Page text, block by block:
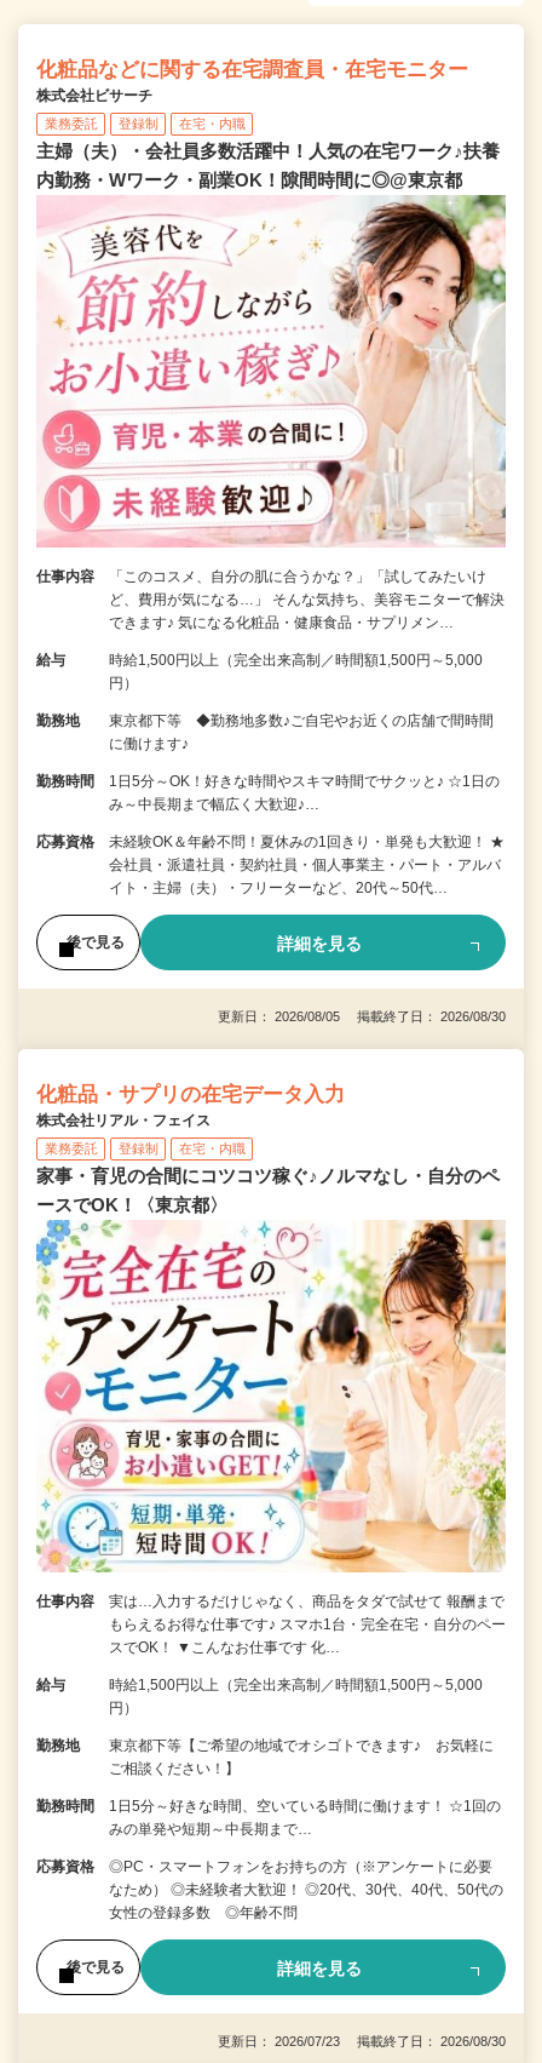
化粧品などに関する在宅調査員・在宅モニター
株式会社ビサーチ
業務委託 登録制 在宅・内職
主婦（夫）・会社員多数活躍中！人気の在宅ワーク♪扶養
内勤務・Wワーク・副業OK！隙間時間に◎@東京都
仕事内容
「このコスメ、自分の肌に合うかな？」「試してみたいけ
ど、費用が気になる…」 そんな気持ち、美容モニターで解決
できます♪ 気になる化粧品・健康食品・サプリメン…
給与
時給1,500円以上（完全出来高制／時間額1,500円～5,000
円）
勤務地
東京都下等 ◆勤務地多数♪ご自宅やお近くの店舗で間時間
に働けます♪
勤務時間
1日5分～OK！好きな時間やスキマ時間でサクッと♪ ☆1日の
み～中長期まで幅広く大歓迎♪…
応募資格
未経験OK＆年齢不問！夏休みの1回きり・単発も大歓迎！ ★
会社員・派遣社員・契約社員・個人事業主・パート・アルバ
イト・主婦（夫）・フリーターなど、20代～50代…
後で見る 詳細を見る
更新日： 2026/08/05 掲載終了日： 2026/08/30
化粧品・サプリの在宅データ入力
株式会社リアル・フェイス
業務委託 登録制 在宅・内職
家事・育児の合間にコツコツ稼ぐ♪ノルマなし・自分のペ
ースでOK！〈東京都〉
仕事内容
実は…入力するだけじゃなく、商品をタダで試せて 報酬まで
もらえるお得な仕事です♪ スマホ1台・完全在宅・自分のペー
スでOK！ ▼こんなお仕事です 化…
給与
時給1,500円以上（完全出来高制／時間額1,500円～5,000
円）
勤務地
東京都下等【ご希望の地域でオシゴトできます♪ お気軽に
ご相談ください！】
勤務時間
1日5分～好きな時間、空いている時間に働けます！ ☆1回の
みの単発や短期～中長期まで…
応募資格
◎PC・スマートフォンをお持ちの方（※アンケートに必要
なため） ◎未経験者大歓迎！ ◎20代、30代、40代、50代の
女性の登録多数 ◎年齢不問
後で見る 詳細を見る
更新日： 2026/07/23 掲載終了日： 2026/08/30